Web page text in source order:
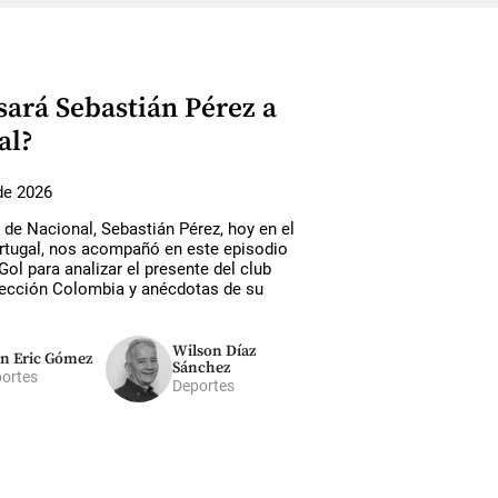
Sebastián Pérez a
2026
Nacional, Sebastián Pérez, hoy en el
nos acompañó en este episodio
para analizar el presente del club
Colombia y anécdotas de su
Eric Gómez
Wilson Díaz
Sánchez
Deportes